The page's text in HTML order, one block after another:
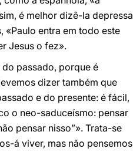
é melhor dizê-la depressa
«Paulo entra em todo este
Jesus o fez».
passado, porque é
dizer também que
e do presente: é fácil,
o neo-saduceísmo: pensar
pensar nisso”». Trata-se
á viver, mas não pensemos